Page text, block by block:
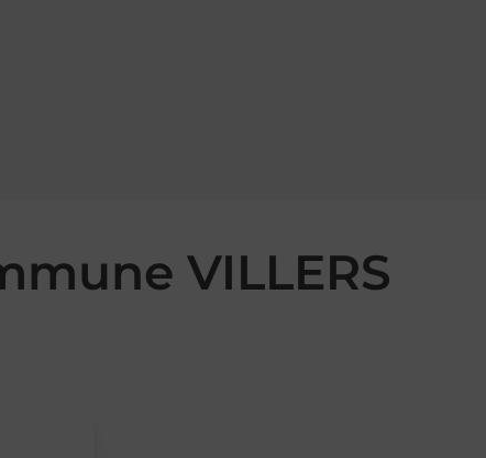
VILLERS